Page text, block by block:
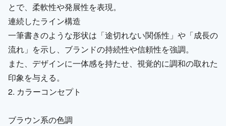
とで、柔軟性や発展性を表現。
連続したライン構造
一筆書きのような形状は「途切れない関係性」や「成長の
流れ」を示し、ブランドの持続性や信頼性を強調。
また、デザインに一体感を持たせ、視覚的に調和の取れた
印象を与える。
2. カラーコンセプト
ブラウン系の色調